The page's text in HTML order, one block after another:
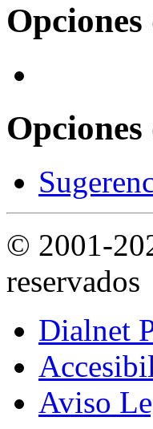
© 2001-
reservados
Dialnet
Aviso